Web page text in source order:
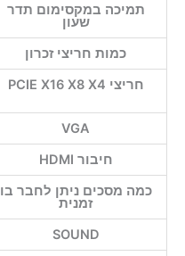
תמיכה במקסימום תדר
שעון
כמות חריצי זכרון
חריצי PCIE X16 X8 X4
VGA
חיבור HDMI
כמה מסכים ניתן לחבר בו
זמנית
SOUND